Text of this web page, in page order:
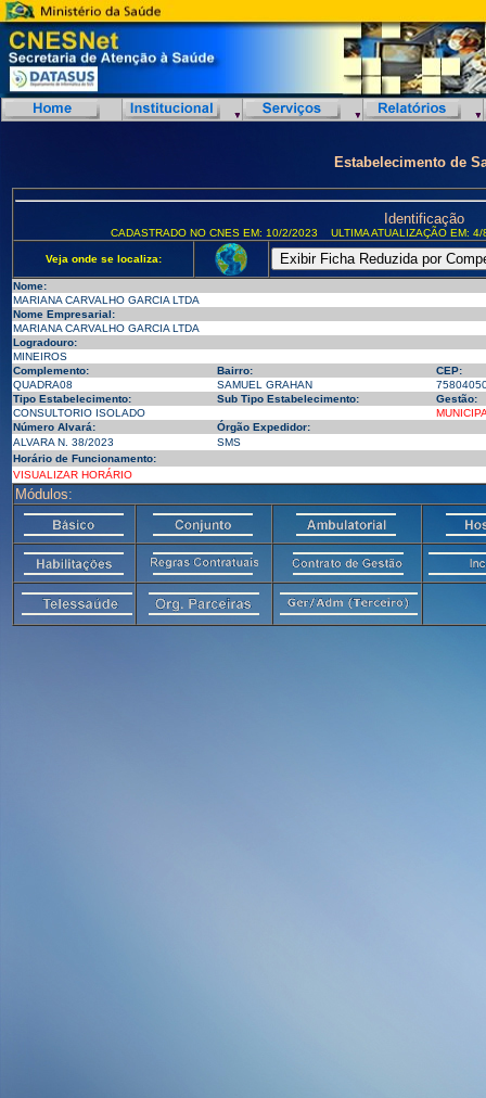
Estabelecimento de
Identificação
CADASTRADO NO CNES EM: 10/2/2023 ULTIMA ATUALIZAÇÃO EM:
Veja onde se localiza:
Nome:
MARIANA CARVALHO GARCIA LTDA
Nome Empresarial:
MARIANA CARVALHO GARCIA LTDA
Logradouro:
MINEIROS
Complemento:
Bairro:
CEP:
QUADRA08
SAMUEL GRAHAN
Tipo Estabelecimento:
Sub Tipo Estabelecimento:
Gestão:
CONSULTORIO ISOLADO
Número Alvará:
Órgão Expedidor:
ALVARA N. 38/2023
SMS
Horário de Funcionamento:
VISUALIZAR HORÁRIO
Módulos: